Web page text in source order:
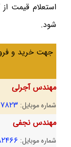
استعلام قیمت
شود.
جهت خرید و
مهندس آجرلی
شماره موبایل:
مهندس نجفی
شماره موبایل: